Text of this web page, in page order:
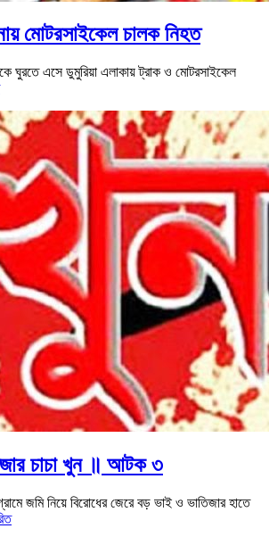
মোটরসাইকেল চালক নিহত
ঘুরতে এসে ডুমুরিয়া এলাকায় ট্রাক ও মোটরসাইকেল
চাচা খুন ॥ আটক ৩
জমি নিয়ে বিরোধের জেরে বড় ভাই ও ভাতিজার হাতে